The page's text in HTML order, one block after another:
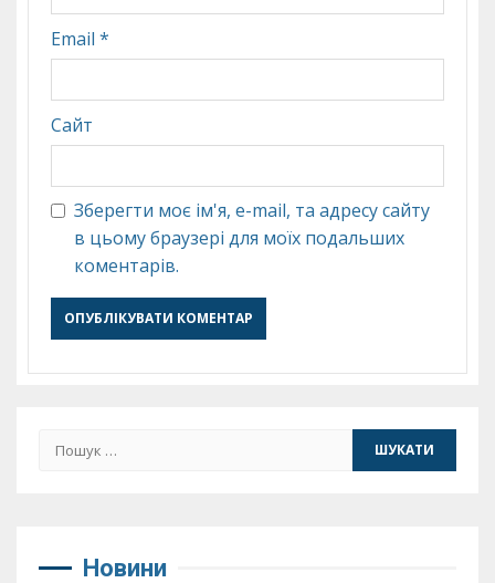
Email *
Сайт
Зберегти моє ім'я, e-mail, та адресу сайту
в цьому браузері для моїх подальших
коментарів.
Пошук:
Новини